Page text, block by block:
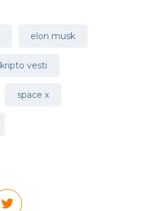
elon musk
kripto vesti
space x